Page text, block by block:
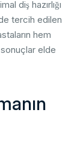
diş hazırlığı
tercih edilen
hem
elde